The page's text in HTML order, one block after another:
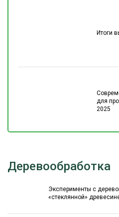
Итоги
для
2025
Деревообработка
Эксперименты с
«стеклянной»